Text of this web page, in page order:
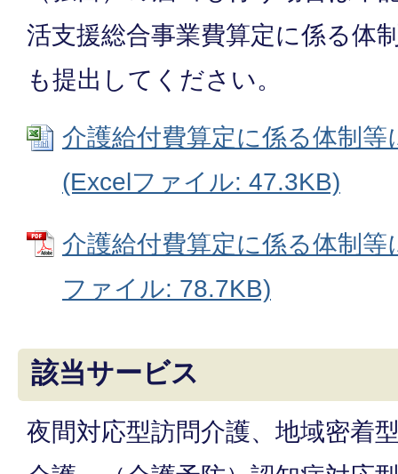
活支援総合事業費算定に係る体
も提出してください。
介護給付費算定に係る体制等
(Excelファイル: 47.3KB)
介護給付費算定に係る体制
ファイル: 78.7KB)
該当サービス
夜間対応型訪問介護、地域密着